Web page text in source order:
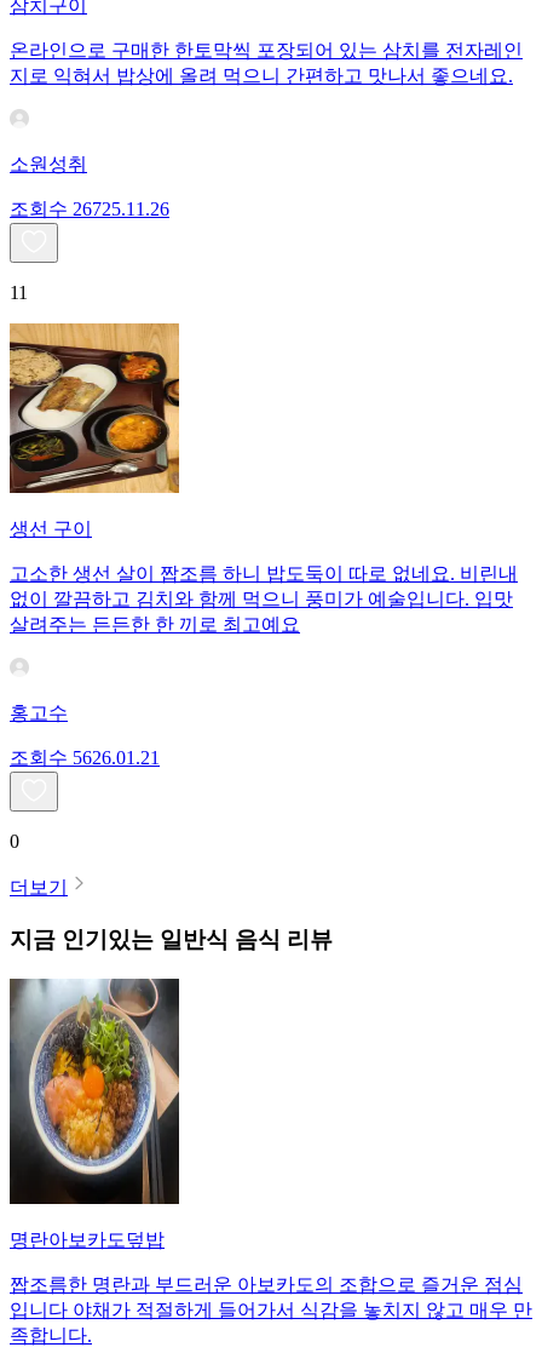
삼치구이
온라인으로 구매한 한토막씩 포장되어 있는 삼치를 전자레인
지로 익혀서 밥상에 올려 먹으니 간편하고 맛나서 좋으네요.
소원성취
조회수 26725.11.26
11
생선 구이
고소한 생선 살이 짭조름 하니 밥도둑이 따로 없네요. 비린내
없이 깔끔하고 김치와 함께 먹으니 풍미가 예술입니다. 입맛
살려주는 든든한 한 끼로 최고예요
홍고수
조회수 5626.01.21
0
더보기
지금 인기있는 일반식 음식 리뷰
명란아보카도덮밥
짭조름한 명란과 부드러운 아보카도의 조합으로 즐거운 점심
입니다 야채가 적절하게 들어가서 식감을 놓치지 않고 매우 만
족합니다.